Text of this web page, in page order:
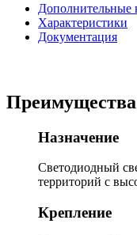
Дополнительные
Характеристики
Документация
Преимущества
Назначение
Светодиодный
территорий с
Крепление